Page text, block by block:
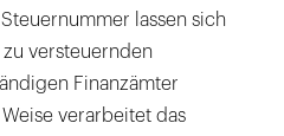
lassen sich
versteuernden
Finanzämter
verarbeitet das